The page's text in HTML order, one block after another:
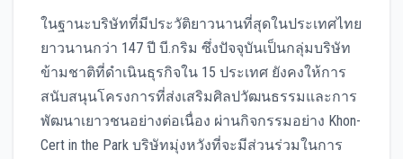
ในฐานะบริษัทที่มีประวัติยาวนานที่สุดในประเทศไทย
ยาวนานกว่า 147 ปี บี.กริม ซึ่งปัจจุบันเป็นกลุ่มบริษัท
ข้ามชาติที่ดำเนินธุรกิจใน 15 ประเทศ ยังคงให้การ
สนับสนุนโครงการที่ส่งเสริมศิลปวัฒนธรรมและการ
พัฒนาเยาวชนอย่างต่อเนื่อง ผ่านกิจกรรมอย่าง Khon-
Cert in the Park บริษัทมุ่งหวังที่จะมีส่วนร่วมในการ